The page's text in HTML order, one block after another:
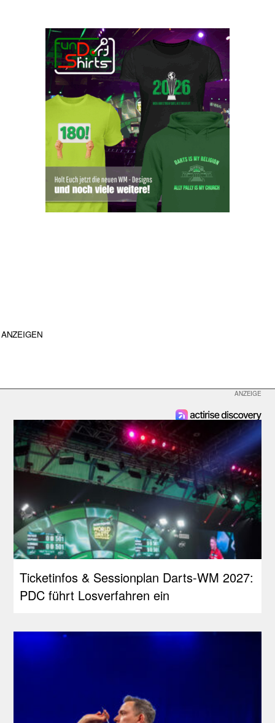
ANZEIGEN
Ticketinfos & Sessionplan Darts-WM 2027:
PDC führt Losverfahren ein